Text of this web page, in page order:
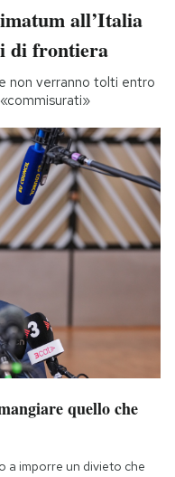
all’Italia
di frontiera
non verranno tolti entro
quello che
a imporre un divieto che